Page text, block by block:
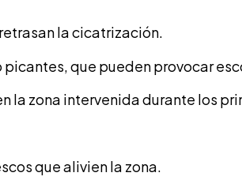
la cicatrización.
que pueden provocar
la zona intervenida durante los
que alivien la zona.